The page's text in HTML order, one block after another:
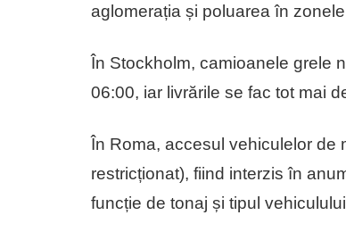
aglomerația și poluarea în
În Stockholm, camioanele grele
06:00, iar livrările se fac tot mai
În Roma, accesul vehiculelor de
restricționat), fiind interzis în
funcție de tonaj și tipul